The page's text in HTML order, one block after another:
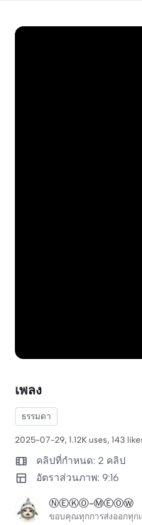
เพลง
ธรรมดา
2025-07-29, 1.12K uses, 143
คลิปที่กำหนด: 2 คลิป
อัตราส่วนภาพ: 9:16
ⓃⒺⓀⓄ-ⓂⒺⓄⓌ
ขอบคุณทุกการส่งออกทุก